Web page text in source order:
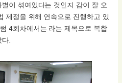
이 섞여있다는 것인지 감이 잘 오
제정을 위해 연속으로 진행하고 있
4회차에서는 라는 제목으로 복합
.